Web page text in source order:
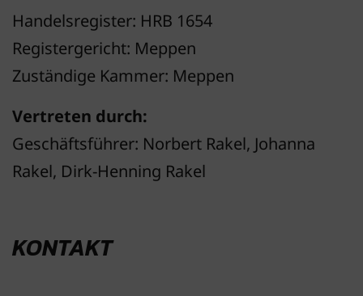
Handelsregister: HRB 1654
Registergericht: Meppen
Zuständige Kammer: Meppen
Vertreten durch:
Geschäftsführer: Norbert Rakel, Johanna
Rakel, Dirk-Henning Rakel
KONTAKT